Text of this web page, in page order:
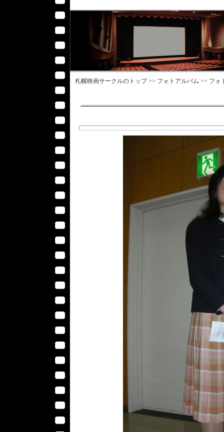
札幌映画サークルのトップ >> フォトアルバム >> フォ